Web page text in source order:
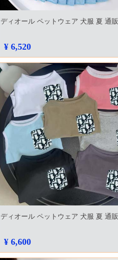
ディオール ペットウェア 犬服 夏 通販
¥ 6,520
ディオール ペットウェア 犬服 夏 通販
¥ 6,600